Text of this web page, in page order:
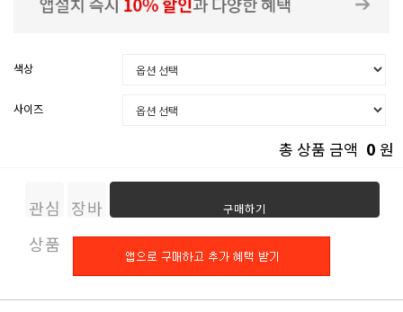
색상
사이즈
총 상품 금액 0 원
관심
상품
장바
구니
구매하기